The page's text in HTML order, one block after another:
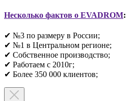
Несколько фактов о EVADROM:
✔ №3 по размеру в России;
✔ №1 в Центральном регионе;
✔ Собственное производство;
✔ Работаем с 2010г;
✔ Более 350 000 клиентов;​